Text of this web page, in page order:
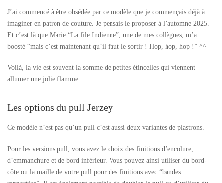
J’ai commencé à être obsédée par ce modèle que je commençais déjà à
imaginer en patron de couture. Je pensais le proposer à l’automne 2025.
Et c’est là que Marie “La file Indienne”, une de mes collègues, m’a
boosté “mais c’est maintenant qu’il faut le sortir ! Hop, hop, hop !” ^^
Voilà, la vie est souvent la somme de petites étincelles qui viennent
allumer une jolie flamme.
Les options du pull Jerzey
Ce modèle n’est pas qu’un pull c’est aussi deux variantes de plastrons.
Pour les versions pull, vous avez le choix des finitions d’encolure,
d’emmanchure et de bord inférieur. Vous pouvez ainsi utiliser du bord-
côte ou la maille de votre pull pour des finitions avec “bandes